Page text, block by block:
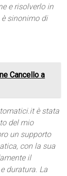
e risolverlo in
sinonimo di
Cancello a
è stata
del mio
un supporto
con la sua
il
duratura. La